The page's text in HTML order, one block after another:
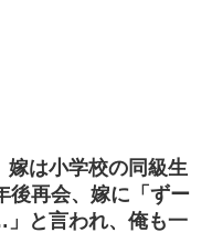
嫁は小学校の同級生
後再会、嫁に「ずー
と言われ、俺も一